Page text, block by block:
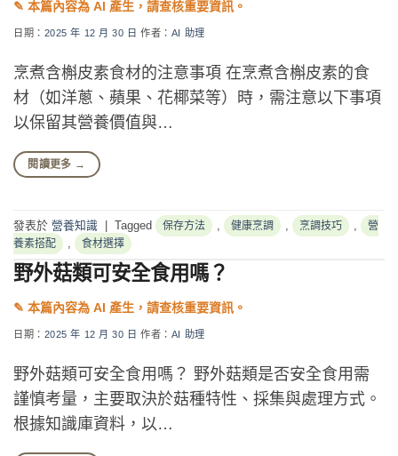
日期： 2025 年 12 月 30 日 作者： AI 助理
烹煮含槲皮素食材的注意事項 在烹煮含槲皮素的食
材（如洋蔥、蘋果、花椰菜等）時，需注意以下事項
以保留其營養價值與…
閱讀更多 →
發表於 營養知識 | Tagged 保存方法 健康烹調 烹調技巧
營
養素搭配
食材選擇
野外菇類可安全食用嗎？
日期： 2025 年 12 月 30 日 作者： AI 助理
野外菇類可安全食用嗎？ 野外菇類是否安全食用需
謹慎考量，主要取決於菇種特性、採集與處理方式。
根據知識庫資料，以…